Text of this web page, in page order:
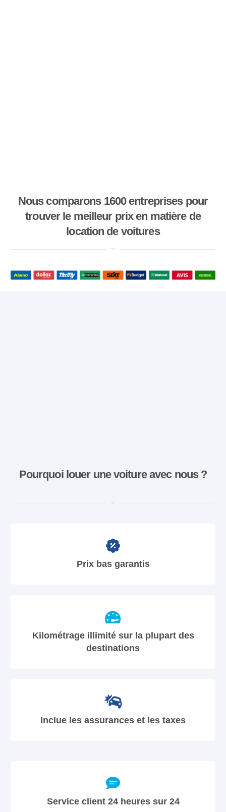
Nous comparons 1600 entreprises pour
trouver le meilleur prix en matière de
location de voitures
Pourquoi louer une voiture avec nous ?
Prix bas garantis
Kilométrage illimité sur la plupart des
destinations
Inclue les assurances et les taxes
Service client 24 heures sur 24